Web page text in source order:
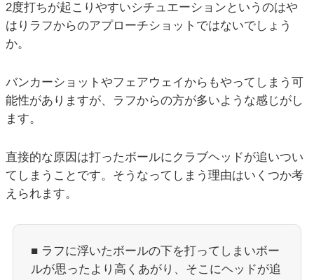
2度打ちが起こりやすいシチュエーションというのはや
はりラフからのアプローチショットではないでしょう
か。
バンカーショットやフェアウェイからもやってしまう可
能性がありますが、ラフからの方が多いような感じがし
ます。
直接的な原因は打ったボールにクラブヘッドが追いつい
てしまうことです。そうなってしまう理由はいくつか考
えられます。
■ ラフに浮いたボールの下を打ってしまいボー
ルが思ったより高くあがり、そこにヘッドが追